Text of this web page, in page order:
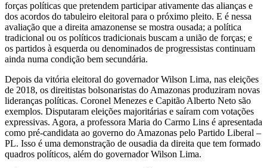
forças políticas que pretendem participar ativamente das alianças e
dos acordos do tabuleiro eleitoral para o próximo pleito. E é nessa
avaliação que a direita amazonense se mostra ousada; a política
tradicional ou os políticos tradicionais buscam a união de forças; e
os partidos à esquerda ou denominados de progressistas continuam
ainda numa condição bem secundária.
Depois da vitória eleitoral do governador Wilson Lima, nas eleições
de 2018, os direitistas bolsonaristas do Amazonas produziram novas
lideranças políticas. Coronel Menezes e Capitão Alberto Neto são
exemplos. Disputaram eleições majoritárias e saíram com votações
expressivas. Agora, a professora Maria do Carmo Lins é apresentada
como pré-candidata ao governo do Amazonas pelo Partido Liberal –
PL. Isso é uma demonstração de ousadia da direita que tem formado
quadros políticos, além do governador Wilson Lima.